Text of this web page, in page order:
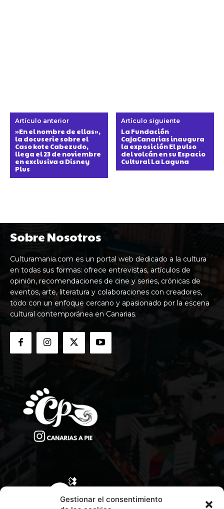
Gestionar el consentimiento
Artículo anterior
»En el nombre de ellas»,
la docuserie sobre el
Caso kote Cabezudo,
llega el 23 de noviembre
en exclusiva a Disney
Plus
Artículo siguiente
La Fundación
CajaCanarias inaugura
la exposición El pulso
del volcán en su Espacio
Cultural La Laguna
Sobre Nosotros
Culturamania.com es un portal web dedicado a la cultura
en todas sus formas: ofrece entrevistas, artículos de
opinión, recomendaciones de cine y series, crónicas de
eventos, arte, literatura y colaboraciones con creadores,
todo con un enfoque cercano y apasionado por la escena
cultural contemporánea en Canarias.